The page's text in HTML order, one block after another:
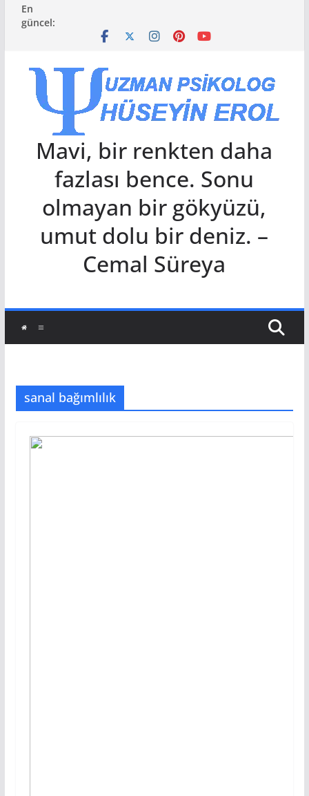
content
En
güncel:
Mavi, bir renkten daha
fazlası bence. Sonu
olmayan bir gökyüzü,
umut dolu bir deniz. –
Cemal Süreya
sanal bağımlılık